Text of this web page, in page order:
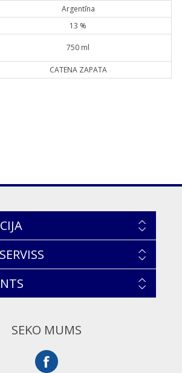
Argentīna
13 %
750 ml
CATENA ZAPATA
SEKO MUMS